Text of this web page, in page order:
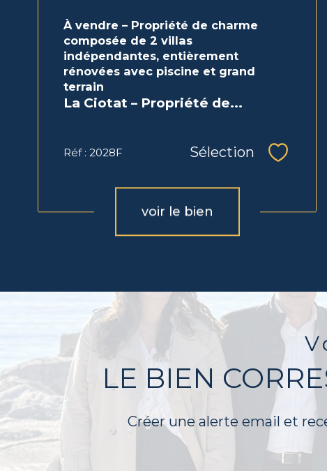
À vendre – Propriété de charme
composée de 2 villas
indépendantes, entièrement
rénovées avec piscine et grand
terrain
La Ciotat – Propriété de...
Réf : 2028F Sélection
voir le bien
LE BIEN
Créer une alerte email et